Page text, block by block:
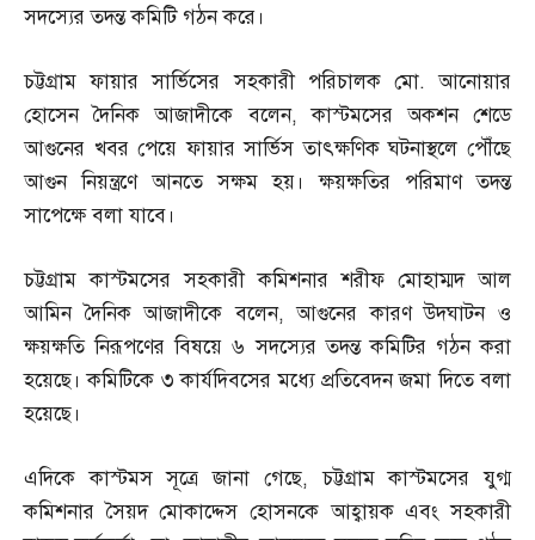
সদস্যের তদন্ত কমিটি গঠন করে।
চট্টগ্রাম ফায়ার সার্ভিসের সহকারী পরিচালক মো.আনোয়ার
হোসেন দৈনিক আজাদীকে বলেন,কাস্টমসের অকশন শেডে
আগুনের খবর পেয়ে ফায়ার সার্ভিস তাৎক্ষণিক ঘটনাস্থলে পৌঁছে
আগুন নিয়ন্ত্রণে আনতে সক্ষম হয়। ক্ষয়ক্ষতির পরিমাণ তদন্ত
সাপেক্ষে বলা যাবে।
চট্টগ্রাম কাস্টমসের সহকারী কমিশনার শরীফ মোহাম্মদ আল
আমিন দৈনিক আজাদীকে বলেন,আগুনের কারণ উদঘাটন ও
ক্ষয়ক্ষতি নিরূপণের বিষয়ে ৬ সদস্যের তদন্ত কমিটির গঠন করা
হয়েছে। কমিটিকে ৩ কার্যদিবসের মধ্যে প্রতিবেদন জমা দিতে বলা
হয়েছে।
এদিকে কাস্টমস সূত্রে জানা গেছে,চট্টগ্রাম কাস্টমসের যুগ্ম
কমিশনার সৈয়দ মোকাদ্দেস হোসনকে আহ্বায়ক এবং সহকারী